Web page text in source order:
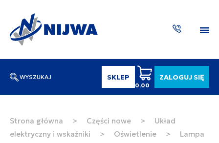
WYSZUKAJ SKLEP
0.00
ZALOGUJ SIĘ
Wpisz numer katalogowy lub nazwę
SZUKAJ
Strona główna > Części nowe >
Układ
elektryczny i wskaźniki
> Oświetlenie >
Lampa